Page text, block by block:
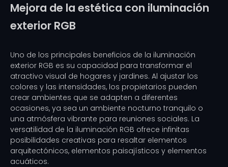
Mejora de la estética con iluminación
exterior RGB
Uno de los principales beneficios de la iluminación
exterior RGB es su capacidad para transformar el
atractivo visual de hogares y jardines. Al ajustar los
colores y las intensidades, los propietarios pueden
crear ambientes que se adapten a diferentes
ocasiones, ya sea un ambiente nocturno tranquilo o
una atmósfera vibrante para reuniones sociales. La
versatilidad de la iluminación RGB ofrece infinitas
posibilidades creativas para resaltar elementos
arquitectónicos, elementos paisajísticos y elementos
acuáticos.